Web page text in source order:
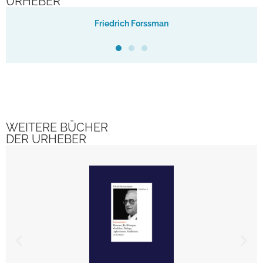
Friedrich Forssman
WEITERE BÜCHER
DER URHEBER